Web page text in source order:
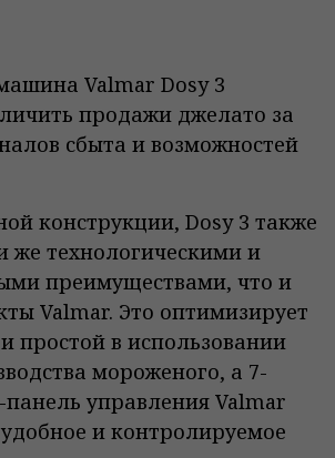
Valmar Dosy 3
продажи джелато за
сбыта и возможностей
конструкции, Dosy 3 также
же технологическими и
преимуществами, что и
Valmar. Это оптимизирует
простой в использовании
мороженого, а 7-
управления Valmar
и контролируемое